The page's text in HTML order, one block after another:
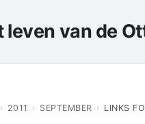
leven van de
› 2011 › SEPTEMBER › LINKS